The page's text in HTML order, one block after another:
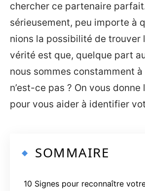
chercher ce partenaire
sérieusement, peu importe à
nions la possibilité de trouver
vérité est que, quelque part
nous sommes constamment
n’est-ce pas ? On vous donne
pour vous aider à identifier
SOMMAIRE
10 Signes pour reconnaître